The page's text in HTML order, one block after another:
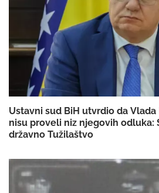
Ustavni sud BiH utvrdio da
nisu proveli niz njegovih odluka:
državno Tužilaštvo